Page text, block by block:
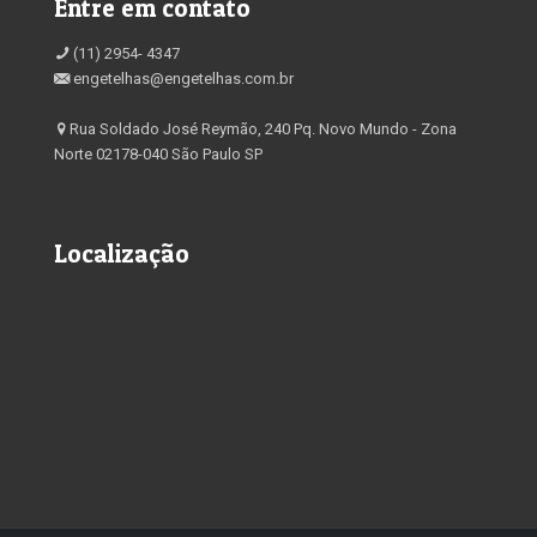
Entre em contato
(11) 2954- 4347
engetelhas@engetelhas.com.br
Rua Soldado José Reymão, 240 Pq. Novo Mundo - Zona
Norte 02178-040 São Paulo SP
Localização